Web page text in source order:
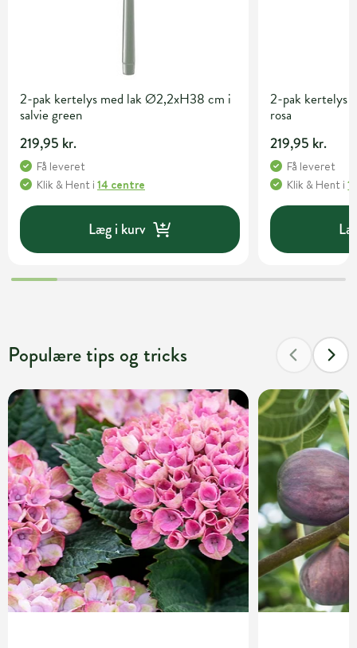
2-pak kertelys med lak Ø2,2xH38 cm i
salvie green
219,95 kr.
Få leveret
Klik & Hent i 14 centre
Læg i kurv
2-pak kertelys
rosa
219,95 kr.
Få leveret
Klik & Hent i
Populære tips og tricks